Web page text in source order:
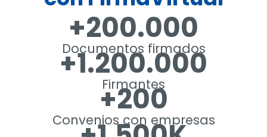
+200.000
Documentos firmados
+1.200.000
Firmantes
+200
Convenios con empresas